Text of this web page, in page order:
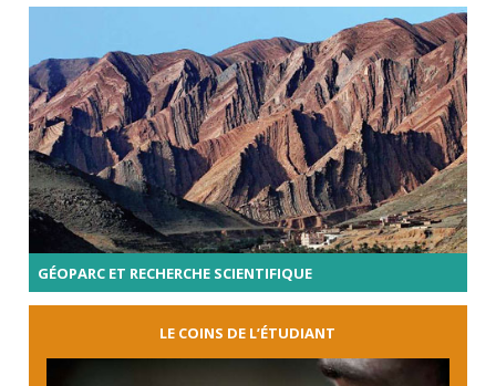
GÉOPARC ET RECHERCHE SCIENTIFIQUE
LE COINS DE L’ÉTUDIANT